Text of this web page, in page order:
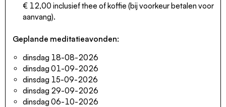
€ 12,00 inclusief thee of koffie (bij voorkeur betalen voor
aanvang).
Geplande meditatieavonden:
dinsdag 18-08-2026
dinsdag 01-09-2026
dinsdag 15-09-2026
dinsdag 29-09-2026
dinsdag 06-10-2026